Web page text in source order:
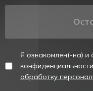
Я ознакомлен(-на) и
конфиденциальности
обработку